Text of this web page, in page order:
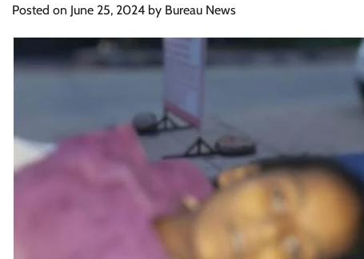
Posted on June 25, 2024 by Bureau News